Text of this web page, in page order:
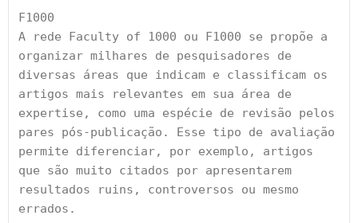
F1000
A rede Faculty of 1000 ou F1000 se propõe a
organizar milhares de pesquisadores de
diversas áreas que indicam e classificam os
artigos mais relevantes em sua área de
expertise, como uma espécie de revisão pelos
pares pós-publicação. Esse tipo de avaliação
permite diferenciar, por exemplo, artigos
que são muito citados por apresentarem
resultados ruins, controversos ou mesmo
errados.